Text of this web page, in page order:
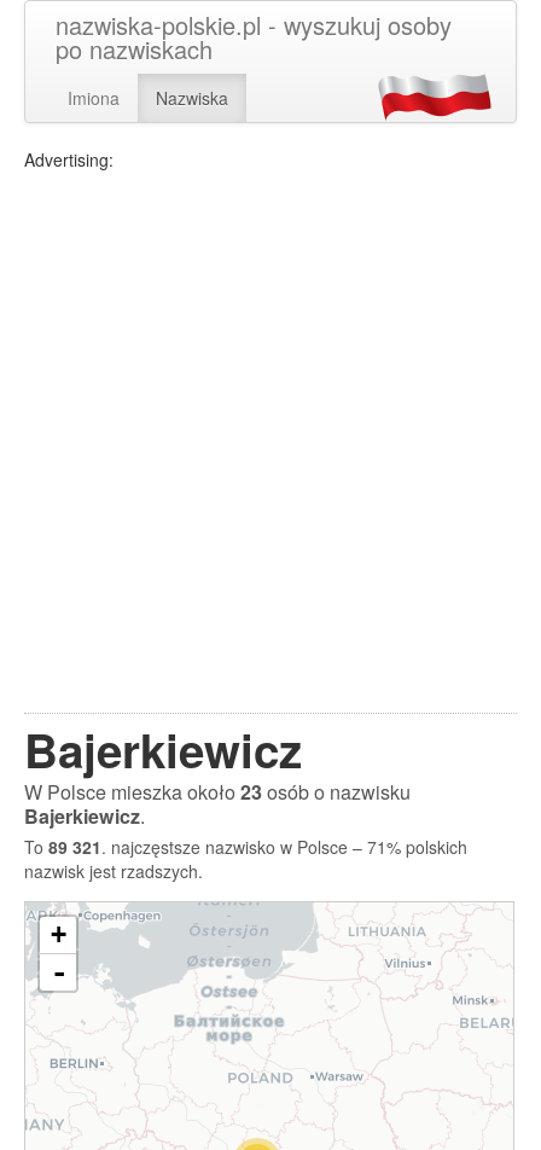
nazwiska-polskie.pl - wyszukuj osoby
po nazwiskach
Imiona Nazwiska
Advertising:
Bajerkiewicz
W Polsce mieszka około23osób o nazwisku
Bajerkiewicz.
To 89 321. najczęstsze nazwisko w Polsce – 71% polskich
nazwisk jest rzadszych.
+
-